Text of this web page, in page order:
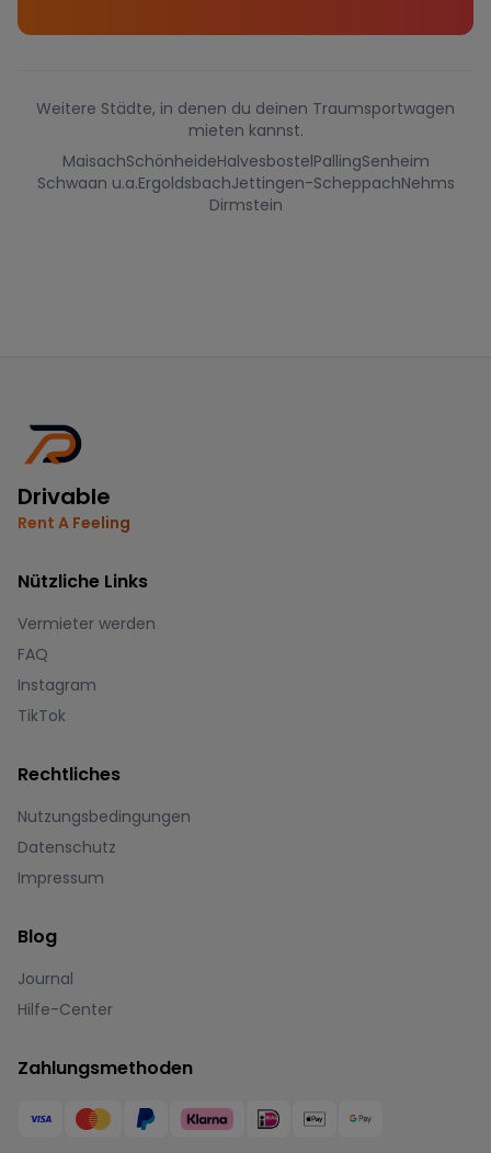
Weitere Städte, in denen du deinen Traumsportwagen
mieten kannst.
MaisachSchönheideHalvesbostelPallingSenheim
Schwaan u.a.ErgoldsbachJettingen-ScheppachNehms
Dirmstein
Drivable
Rent A Feeling
Nützliche Links
Vermieter werden
FAQ
Instagram
TikTok
Rechtliches
Nutzungsbedingungen
Datenschutz
Impressum
Blog
Journal
Hilfe-Center
Zahlungsmethoden